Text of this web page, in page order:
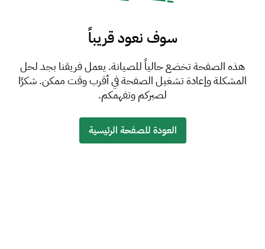
سوف نعود قريباً
هذه الصفحة تخضع حالياً للصيانة. يعمل فريقنا بجد لحل
المشكلة وإعادة تشغيل الصفحة في أقرب وقت ممكن. شكرًا
لصبركم وتفهمكم.
العودة للصفحة الرئيسية